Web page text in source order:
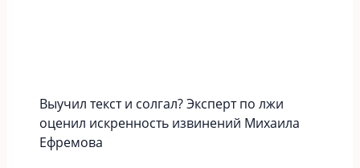
Выучил текст и солгал? Эксперт по лжи
оценил искренность извинений Михаила
Ефремова